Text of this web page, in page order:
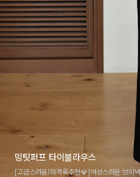
밍팃퍼프 타이블라우스
[고급스러움/하객룩추천💎]여성스러운 브이